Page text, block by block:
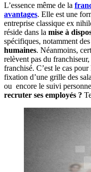
L’essence même de la
avantages. Elle est une
entreprise classique ex
réside dans la mise à
spécifiques, notamment des
humaines. Néanmoins,
relèvent pas du
franchisé. C’est le cas
fixation d’une grille des
ou encore le suivi
recruter ses employés ?